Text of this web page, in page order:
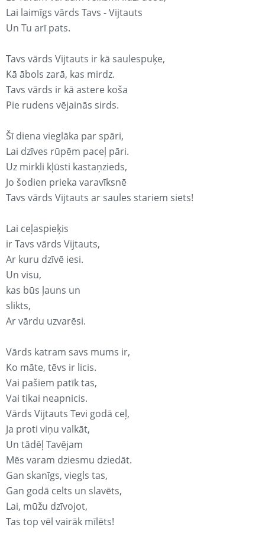
Lai laimīgs vārds Tavs - Vijtauts
Un Tu arī pats.
Tavs vārds Vijtauts ir kā saulespuķe,
Kā ābols zarā, kas mirdz.
Tavs vārds ir kā astere koša
Pie rudens vējainās sirds.
Šī diena vieglāka par spāri,
Lai dzīves rūpēm paceļ pāri.
Uz mirkli kļūsti kastaņzieds,
Jo šodien prieka varavīksnē
Tavs vārds Vijtauts ar saules stariem siets!
Lai ceļaspieķis
ir Tavs vārds Vijtauts,
Ar kuru dzīvē iesi.
Un visu,
kas būs ļauns un
slikts,
Ar vārdu uzvarēsi.
Vārds katram savs mums ir,
Ko māte, tēvs ir licis.
Vai pašiem patīk tas,
Vai tikai neapnicis.
Vārds Vijtauts Tevi godā ceļ,
Ja proti viņu valkāt,
Un tādēļ Tavējam
Mēs varam dziesmu dziedāt.
Gan skanīgs, viegls tas,
Gan godā celts un slavēts,
Lai, mūžu dzīvojot,
Tas top vēl vairāk mīlēts!